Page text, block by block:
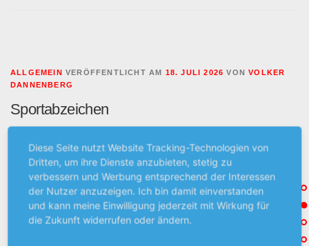
ALLGEMEIN VERÖFFENTLICHT AM 18. JULI 2026 VONVOLKER
DANNENBERG
Sportabzeichen
Mitgliedern an, die Bedingungen für den Erwerb des
Deutschen Sportabzeichens zu erfüllen. Jeweils
donnerstags von 18:30-20:00 Uhr kann man unter
Anwesenheit …
den ganzen Artikel lesen...
Diese Seite nutzt Website Tracking-Technologien von
Dritten, um ihre Dienste anzubieten, stetig zu
verbessern und Werbung entsprechend der Interessen
der Nutzer anzuzeigen. Ich bin damit einverstanden
und kann meine Einwilligung jederzeit mit Wirkung für
die Zukunft widerrufen oder ändern.